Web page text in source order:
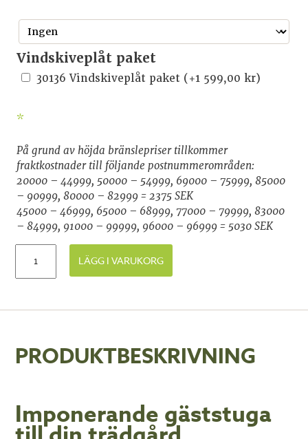
Vindskiveplåt paket
30136 Vindskiveplåt paket (+1 599,00 kr)
*
På grund av höjda bränslepriser tillkommer
fraktkostnader till följande postnummerområden:
20000 – 44999, 50000 – 54999, 69000 – 75999, 85000
– 90999, 80000 – 82999 = 2375 SEK
45000 – 46999, 65000 – 68999, 77000 – 79999, 83000
– 84999, 91000 – 99999, 96000 – 96999 = 5030 SEK
LÄGG I VARUKORG
PRODUKTBESKRIVNING
Imponerande gäststuga